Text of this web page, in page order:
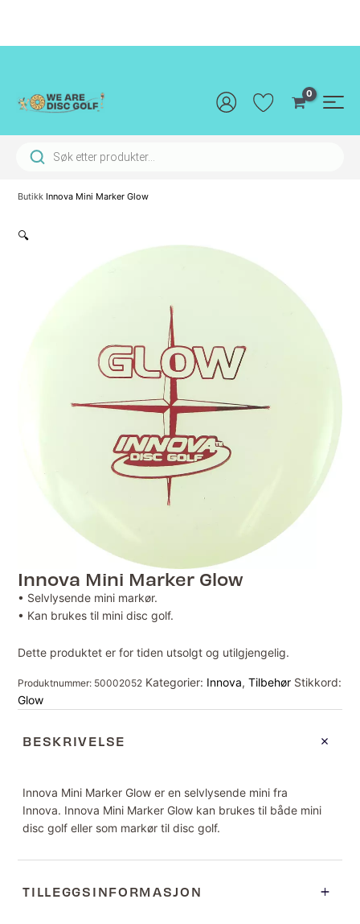
innholdet
Products search
Butikk Innova Mini Marker Glow
🔍
Innova Mini Marker Glow
• Selvlysende mini markør.
• Kan brukes til mini disc golf.
Dette produktet er for tiden utsolgt og utilgjengelig.
Produktnummer: 50002052 Kategorier: Innova,Tilbehør Stikkord:
Glow
BESKRIVELSE
Innova Mini Marker Glow er en selvlysende mini fra
Innova. Innova Mini Marker Glow kan brukes til både mini
disc golf eller som markør til disc golf.
TILLEGGSINFORMASJON